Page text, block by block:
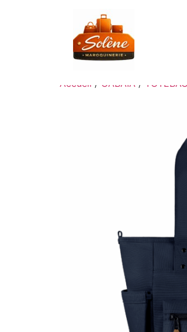
Accueil / CABAIA /